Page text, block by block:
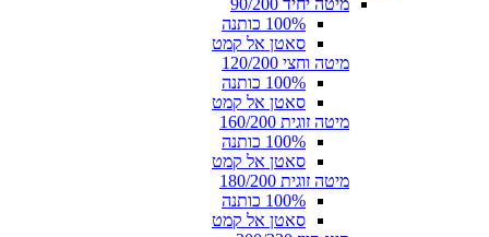
100% כותנה
סאטן אל קמט
מיטה וחצי 120/200
100% כותנה
סאטן אל קמט
מיטה זוגית 160/200
100% כותנה
סאטן אל קמט
מיטה זוגית 180/200
100% כותנה
סאטן אל קמט